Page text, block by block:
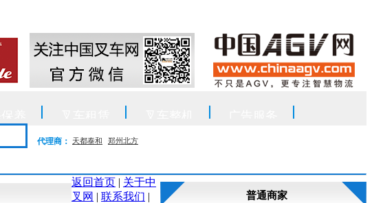
代理商： 天都泰和 郑州北方
普通商家
返回首页 | 关于中
叉网 | 联系我们 |